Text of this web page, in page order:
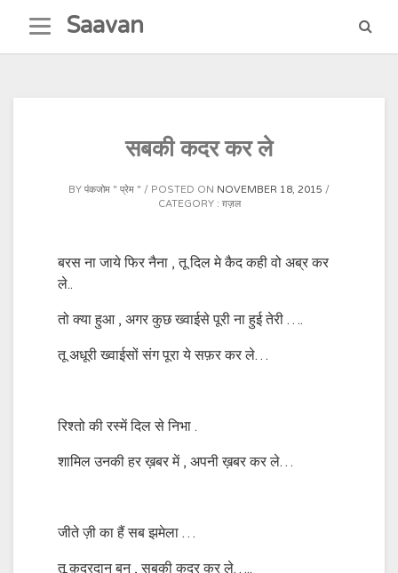
content
Saavan
सबकी कदर कर ले
BY पंकजोम " प्रेम " POSTED ON NOVEMBER 18, 2015
CATEGORY : ग़ज़ल
बरस ना जाये फिर नैना , तू दिल मे कैद कही वो अब्र कर
ले..
तो क्या हुआ , अगर कुछ ख्वाईसे पूरी ना हुई तेरी ….
तू अधूरी ख्वाईसों संग पूरा ये सफ़र कर ले…
रिश्तो की रस्में दिल से निभा .
शामिल उनकी हर ख़बर में , अपनी ख़बर कर ले…
जीते ज़ी का हैं सब झमेला …
तू क़दरदान बन , सबकी कदर कर ले…..